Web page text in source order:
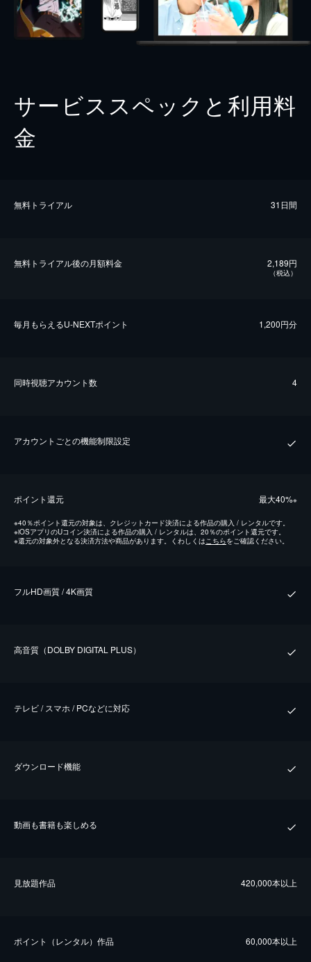
サービススペックと利用料
金
無料トライアル 31日間
無料トライアル後の⽉額料金 2,189円
（税込）
毎⽉もらえるU-NEXTポイント 1,200円分
同時視聴アカウント数 4
アカウントごとの機能制限設定
ポイント還元 最⼤40%※
※40％ポイント還元の対象は、クレジットカード決済による作品の購入 / レンタルです。
※iOSアプリのUコイン決済による作品の購入 / レンタルは、20％のポイント還元です。
※還元の対象外となる決済方法や商品があります。くわしくはこちらをご確認ください。
フルHD画質 / 4K画質
⾼⾳質（DOLBY DIGITAL PLUS）
テレビ / スマホ / PCなどに対応
ダウンロード機能
動画も書籍も楽しめる
⾒放題作品 420,000本以上
ポイント（レンタル）作品 60,000本以上